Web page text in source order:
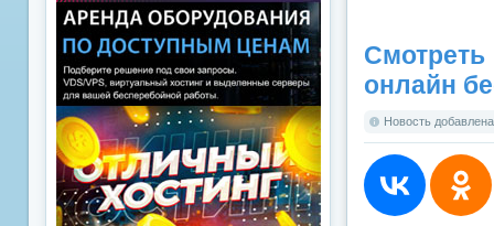
онлайн
Новость